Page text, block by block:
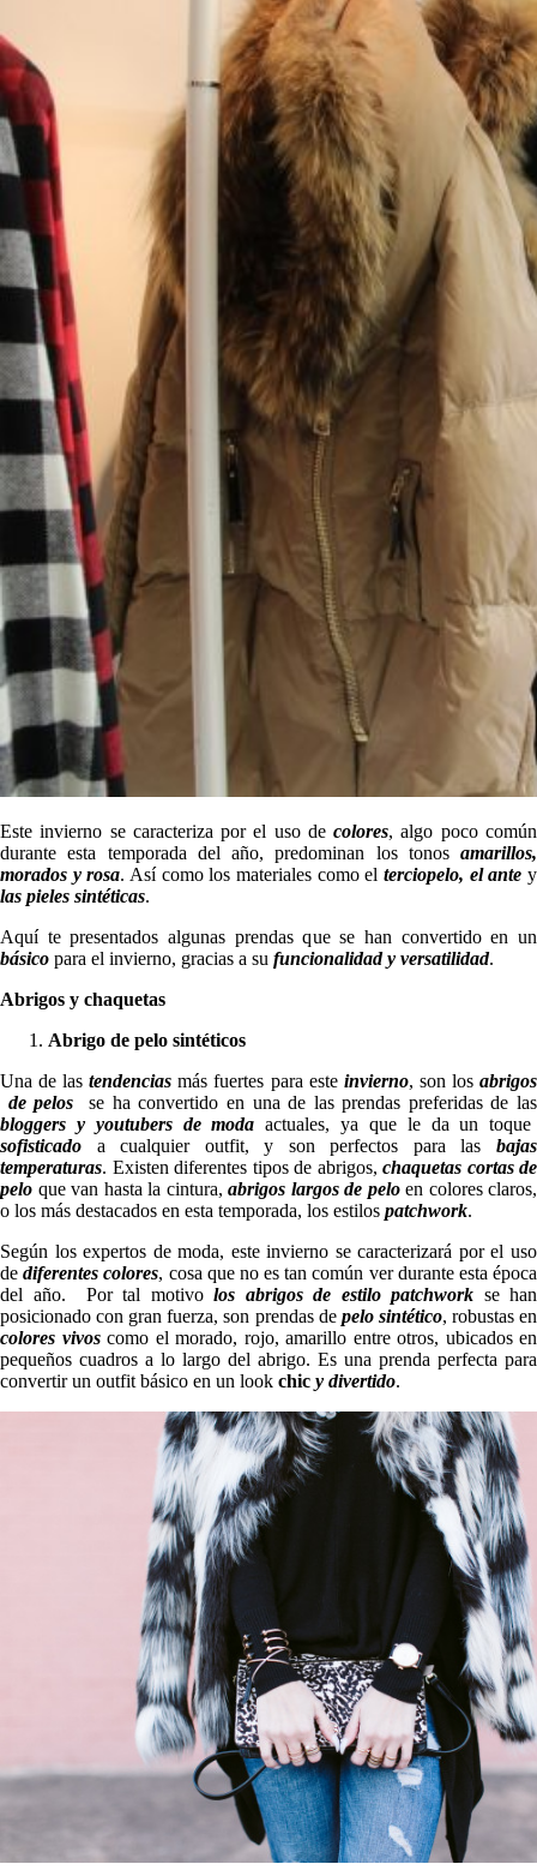
Este invierno se caracteriza por el uso decolores, algo poco común
durante esta temporada del año, predominan los tonos amarillos,
morados y rosa. Así como los materiales como elterciopelo, el antey
las pieles sintéticas.
Aquí te presentados algunas prendas que se han convertido en un
básico para el invierno, gracias a su funcionalidad y versatilidad.
Abrigos y chaquetas
Abrigo de pelo sintéticos
Una de las tendencias más fuertes para este invierno, son losabrigos
de pelos se ha convertido en una de las prendas preferidas de las
bloggers y youtubers de moda actuales, ya que le da un toque
sofisticado a cualquier outfit, y son perfectos para las bajas
temperaturas. Existen diferentes tipos de abrigos, chaquetas cortas de
pelo que van hasta la cintura, abrigos largos de peloen colores claros,
o los más destacados en esta temporada, los estilos patchwork.
Según los expertos de moda, este invierno se caracterizará por el uso
dediferentes colores, cosa que no es tan común ver durante esta época
del año. Por tal motivo los abrigos de estilo patchwork se han
posicionado con gran fuerza, son prendas de pelo sintético, robustas en
colores vivoscomo el morado, rojo, amarillo entre otros, ubicados en
pequeños cuadros a lo largo del abrigo. Es una prenda perfecta para
convertir un outfit básico en un look chic y divertido.